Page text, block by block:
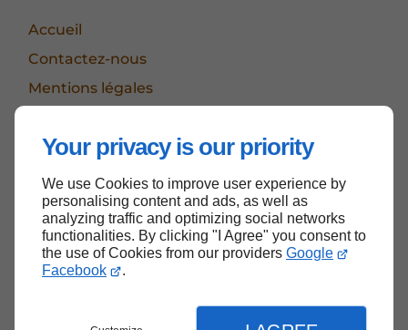
Your privacy is our priority
We use Cookies to improve user experience by
personalising content and ads, as well as
analyzing traffic and optimizing social networks
functionalities. By clicking "I Agree" you consent to
the use of Cookies from our providers Google
Facebook
.
Accueil
Contactez-nous
Mentions légales
Haut de page